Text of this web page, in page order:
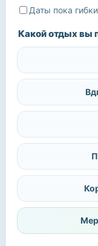
Даты пока
Какой отдых вы